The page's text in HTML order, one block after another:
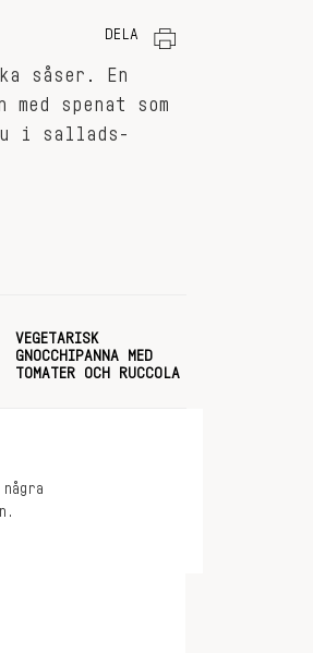
DELA
såser. En
spenat som
i sallads-
VEGETARISK
GNOCCHIPANNA MED
TOMATER OCH RUCCOLA